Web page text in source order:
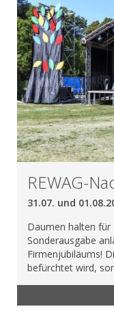
REWAG-
31.07. und
Daumen halten für
Sonderausgabe
Firmenjubiläums!
befürchtet wird,